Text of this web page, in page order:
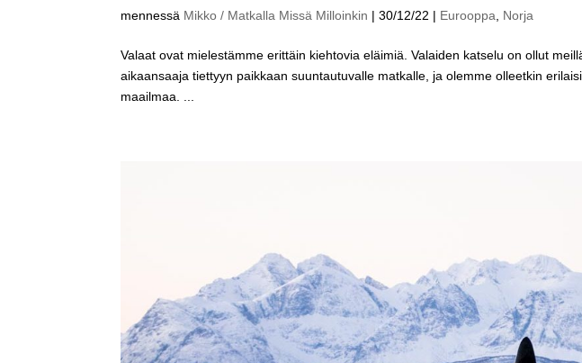
mennessä Mikko / Matkalla Missä Milloinkin |30/12/22 | Eurooppa Norja
Valaat ovat mielestämme erittäin kiehtovia eläimiä. Valaiden katselu on ollut
aikaansaaja tiettyyn paikkaan suuntautuvalle matkalle, ja olemme olleetkin
maailmaa. ...